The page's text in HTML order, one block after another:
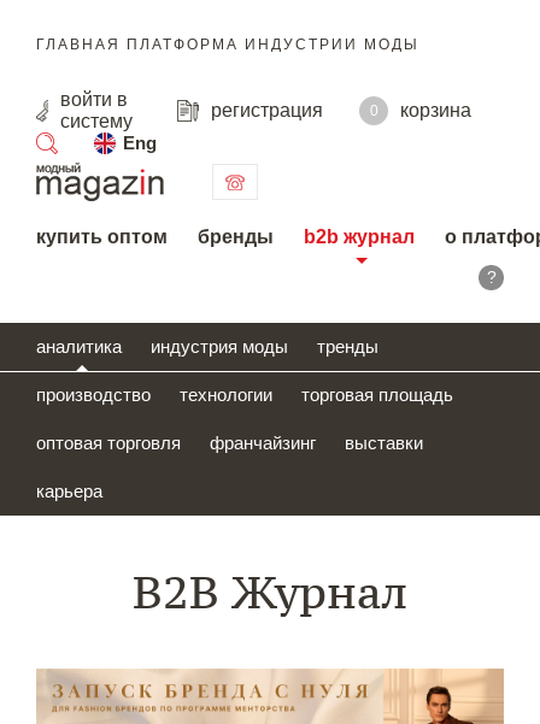
ГЛАВНАЯ ПЛАТФОРМА ИНДУСТРИИ МОДЫ
войти в
систему
регистрация 0
корзина
Eng
поиск
купить оптом бренды b2b журнал о
?
аналитика индустрия моды тренды
производство технологии торговая площадь
оптовая торговля франчайзинг выставки
карьера
B2B Журнал